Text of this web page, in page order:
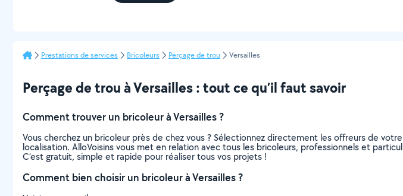
Prestations de services Bricoleurs Perçage de trou Versailles
Perçage de trou à Versailles : tout ce qu’il faut savoir
Comment trouver un bricoleur à Versailles ?
Vous cherchez un bricoleur près de chez vous ? Sélectionnez directement les offreurs de
localisation. AlloVoisins vous met en relation avec tous les bricoleurs, professionnels et
C’est gratuit, simple et rapide pour réaliser tous vos projets !
Comment bien choisir un bricoleur à Versailles ?